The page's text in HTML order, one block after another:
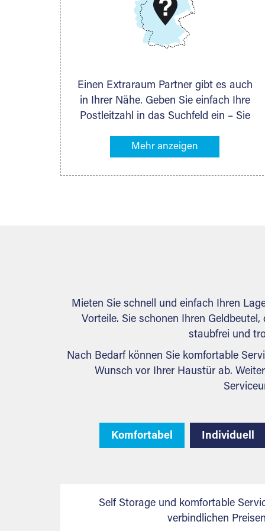
DMG Aktiengesellschaft
Schieferstein 11A
Einen Extraraum Partner gibt es auch
in Ihrer Nähe. Geben Sie einfach Ihre
Postleitzahl in das Suchfeld ein – Sie
Partners mit Lagermöglichkeiten in
können Sie anschließend Ihren
Mieten Sie schnell und einfach Ihren
Vorteile. Sie schonen Ihren
staubfrei und
Nach Bedarf können Sie komfortable
Wunsch vor Ihrer Haustür ab.
Komfortabel Individuell
Self Storage und komfortable
verbindlichen